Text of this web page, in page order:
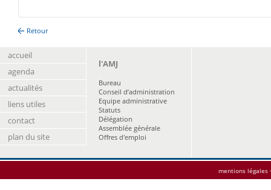
Retour
accueil
agenda
actualités
liens utiles
contact
plan du site
l'AMJ
Bureau
Conseil d’administration
Equipe administrative
Statuts
Délégation
Assemblée générale
Offres d'emploi
mentions légales